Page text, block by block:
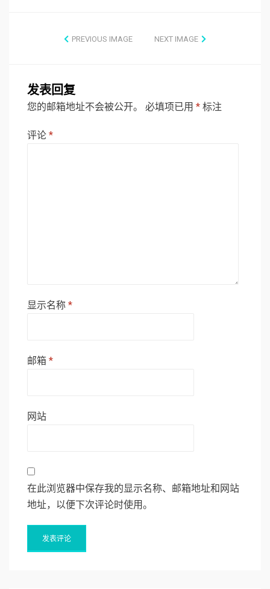
PREVIOUS IMAGE NEXT IMAGE
发表回复
您的邮箱地址不会被公开。 必填项已用 * 标注
评论 *
显示名称 *
邮箱 *
网站
在此浏览器中保存我的显示名称、邮箱地址和网站
地址，以便下次评论时使用。